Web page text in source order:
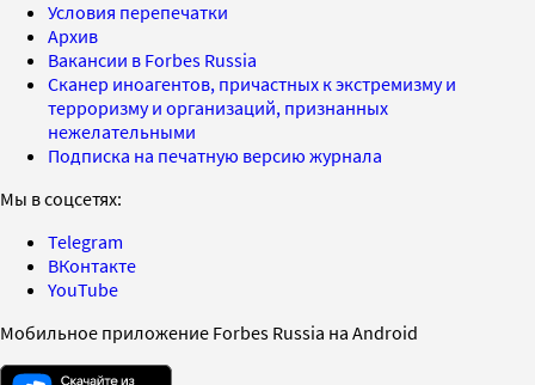
Условия перепечатки
Архив
Вакансии в Forbes Russia
Сканер иноагентов, причастных к экстремизму и
терроризму и организаций, признанных
нежелательными
Подписка на печатную версию журнала
Мы в соцсетях:
Telegram
ВКонтакте
YouTube
Мобильное приложение Forbes Russia на Android